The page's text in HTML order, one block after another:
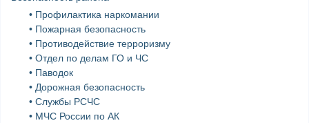
• Профилактика наркомании
• Пожарная безопасность
• Противодействие терроризму
• Отдел по делам ГО и ЧС
• Паводок
• Дорожная безопасность
• Службы РСЧС
• МЧС России по АК